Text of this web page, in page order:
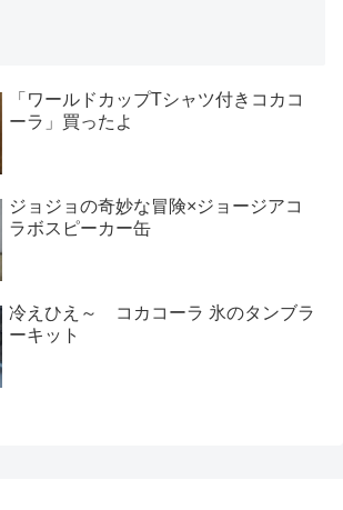
「ワールドカップTシャツ付きコカコ
ーラ」買ったよ
ジョジョの奇妙な冒険×ジョージアコ
ラボスピーカー缶
冷えひえ～ コカコーラ 氷のタンブラ
ーキット